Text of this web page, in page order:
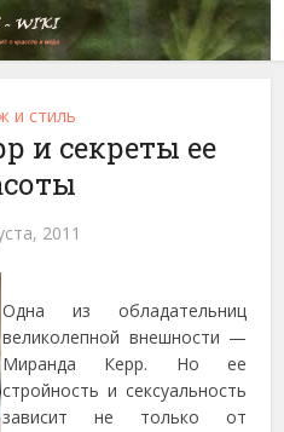
и стиль
и секреты ее
2011
Одна из обладательниц
великолепной внешности —
Миранда Керр. Но ее
стройность и сексуальность
зависит не только от